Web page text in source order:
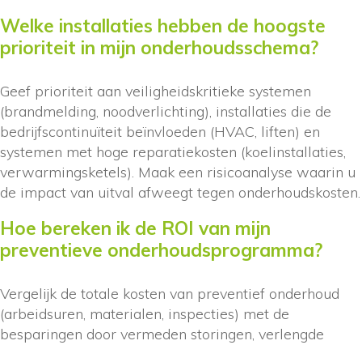
Welke installaties hebben de hoogste
prioriteit in mijn onderhoudsschema?
Geef prioriteit aan veiligheidskritieke systemen
(brandmelding, noodverlichting), installaties die de
bedrijfscontinuïteit beïnvloeden (HVAC, liften) en
systemen met hoge reparatiekosten (koelinstallaties,
verwarmingsketels). Maak een risicoanalyse waarin u
de impact van uitval afweegt tegen onderhoudskosten.
Hoe bereken ik de ROI van mijn
preventieve onderhoudsprogramma?
Vergelijk de totale kosten van preventief onderhoud
(arbeidsuren, materialen, inspecties) met de
besparingen door vermeden storingen, verlengde